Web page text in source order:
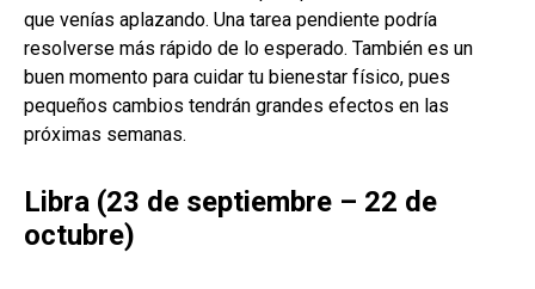
que venías aplazando. Una tarea pendiente podría
resolverse más rápido de lo esperado. También es un
buen momento para cuidar tu bienestar físico, pues
pequeños cambios tendrán grandes efectos en las
próximas semanas.
Libra (23 de septiembre – 22 de
octubre)